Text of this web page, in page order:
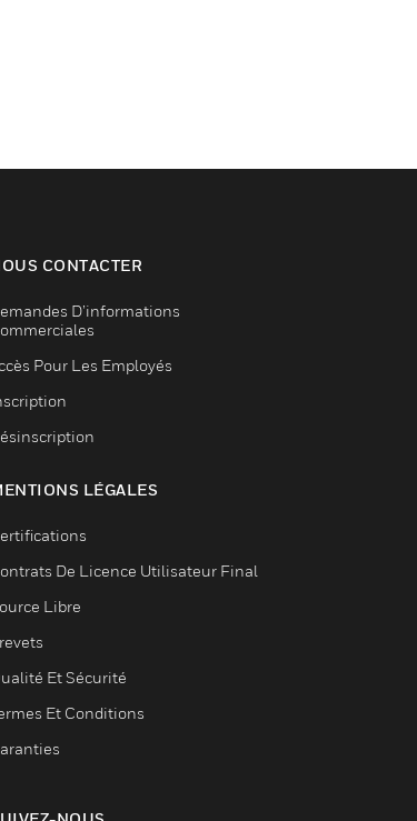
CONTACTER
D’informations
Pour Les Employés
LÉGALES
De Licence Utilisateur Final
Libre
Et Sécurité
Et Conditions